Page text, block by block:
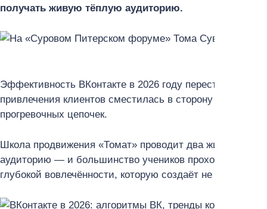
получать живую тёплую аудиторию.
Эффективность ВКонтакте в 2026 году перестала
привлечения клиентов сместилась в сторону контента,
прогревочных цепочек.
Школа продвижения «Томат» проводит два живых
аудиторию — и большинство учеников проходят
глубокой вовлечённости, которую создаёт не реклама,